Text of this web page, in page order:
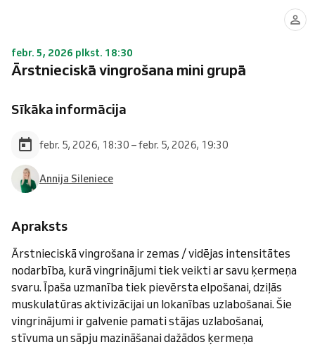
febr. 5, 2026 plkst. 18:30
Ārstnieciskā vingrošana mini grupā
Sīkāka informācija
febr. 5, 2026, 18:30 – febr. 5, 2026, 19:30
Annija Sileniece
Apraksts
Ārstnieciskā vingrošana ir zemas / vidējas intensitātes
nodarbība, kurā vingrinājumi tiek veikti ar savu ķermeņa
svaru. Īpaša uzmanība tiek pievērsta elpošanai, dziļās
muskulatūras aktivizācijai un lokanības uzlabošanai. Šie
vingrinājumi ir galvenie pamati stājas uzlabošanai,
stīvuma un sāpju mazināšanai dažādos ķermeņa